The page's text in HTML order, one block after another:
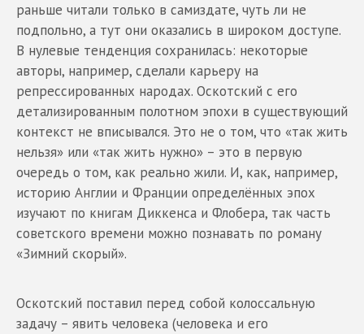
раньше читали только в самиздате, чуть ли не
подпольно, а тут они оказались в широком доступе.
В нулевые тенденция сохранилась: некоторые
авторы, например, сделали карьеру на
репрессированных народах. Оскотский с его
детализированным полотном эпохи в существующий
контекст не вписывался. Это не о том, что «так жить
нельзя» или «так жить нужно» – это в первую
очередь о том, как реально жили. И, как, например,
историю Англии и Франции определённых эпох
изучают по книгам Диккенса и Флобера, так часть
советского времени можно познавать по роману
«Зимний скорый».
Оскотский поставил перед собой колоссальную
задачу – явить человека (человека и его